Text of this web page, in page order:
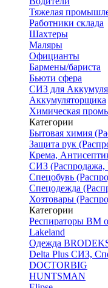
Тяжелая
Работники склада
Шахтеры
Маляры
Официанты
Бармены/бариста
Бьюти сфера
СИЗ для
Аккумуляторщика
Химическая
Категории
Бытовая химия
Защита рук
Крема,
СИЗ (Распродажа,
Спецобувь
Спецодежда
Хозтовары
Категории
Респираторы ВМ
Lakeland
Одежда
Delta Plus СИЗ,
DOCTORBIG
HUNTSMAN